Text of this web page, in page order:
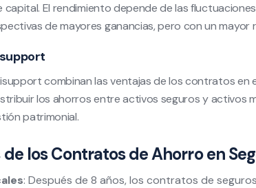
El rendimiento depende de las
de mayores ganancias, pero con un mayor
combinan las ventajas de los contratos en
los ahorros entre activos seguros y activos
patrimonial.
de los Contratos de Ahorro en
: Después de 8 años, los contratos de